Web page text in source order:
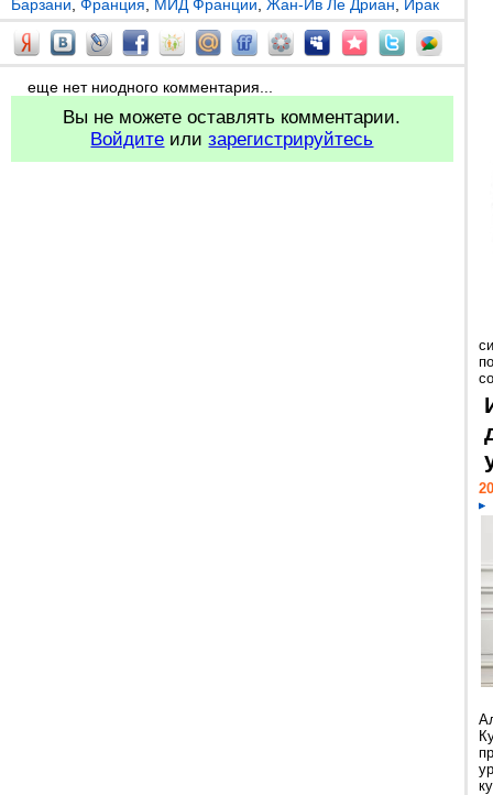
Барзани Франция МИД Франции Жан-Ив Ле Дриан Ирак
еще нет ниодного комментария...
Вы не можете оставлять комментарии.
Войдите илизарегистрируйтесь